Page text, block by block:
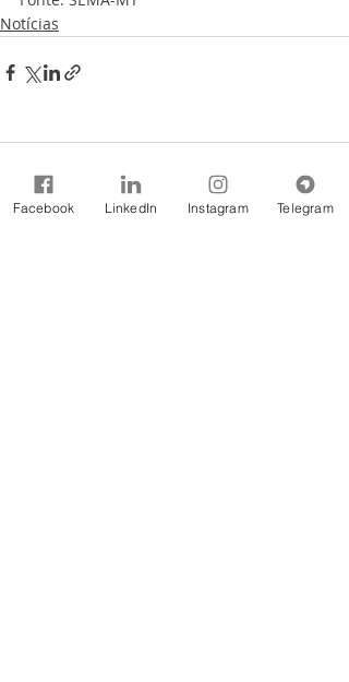
Notícias
Comentários
Facebook LinkedIn Instagram Telegram